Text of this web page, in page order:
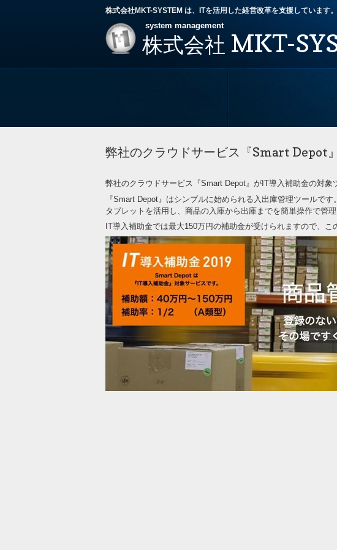
株式会社MKT-SYSTEM は、ITを活用した経営改革を支援しています。
system management
株式会社 MKT-
弊社のクラウドサービス『Smart Depot
弊社のクラウドサービス『Smart Depot』がIT導入補助金の対象
『Smart Depot』はシンプルに始められる入出庫管理ツールです。
タブレットを活用し、商品の入庫から出庫までを簡単操作で管理
IT導入補助金では最大150万円の補助金が受けられますので、こ